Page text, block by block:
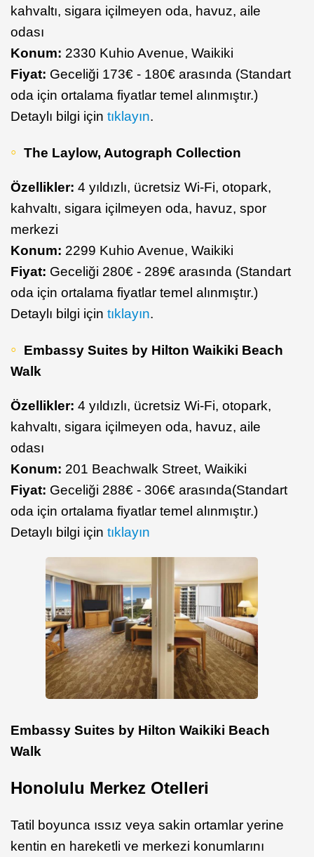
kahvaltı, sigara içilmeyen oda, havuz, aile
odası
Konum: 2330 Kuhio Avenue, Waikiki
Fiyat: Geceliği 173€ - 180€ arasında (Standart
oda için ortalama fiyatlar temel alınmıştır.)
Detaylı bilgi için tıklayın.
The Laylow, Autograph Collection
Özellikler: 4 yıldızlı, ücretsiz Wi-Fi, otopark,
kahvaltı, sigara içilmeyen oda, havuz, spor
merkezi
Konum: 2299 Kuhio Avenue, Waikiki
Fiyat: Geceliği 280€ - 289€ arasında (Standart
oda için ortalama fiyatlar temel alınmıştır.)
Detaylı bilgi için tıklayın.
Embassy Suites by Hilton Waikiki Beach
Walk
Özellikler: 4 yıldızlı, ücretsiz Wi-Fi, otopark,
kahvaltı, sigara içilmeyen oda, havuz, aile
odası
Konum: 201 Beachwalk Street, Waikiki
Fiyat: Geceliği 288€ - 306€ arasında(Standart
oda için ortalama fiyatlar temel alınmıştır.)
Detaylı bilgi için tıklayın
Embassy Suites by Hilton Waikiki Beach
Walk
Honolulu Merkez Otelleri
Tatil boyunca ıssız veya sakin ortamlar yerine
kentin en hareketli ve merkezi konumlarını